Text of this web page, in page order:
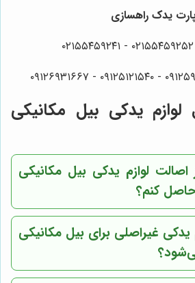
یدک راهسازی
لوازم یدکی بیل مکانیکی
اصالت لوازم یدکی بیل مکانیکی
کنم؟
یدکی غیراصلی برای بیل مکانیکی